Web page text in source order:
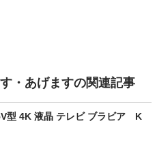
・あげますの関連記事
型 4K 液晶 テレビ ブラビア K